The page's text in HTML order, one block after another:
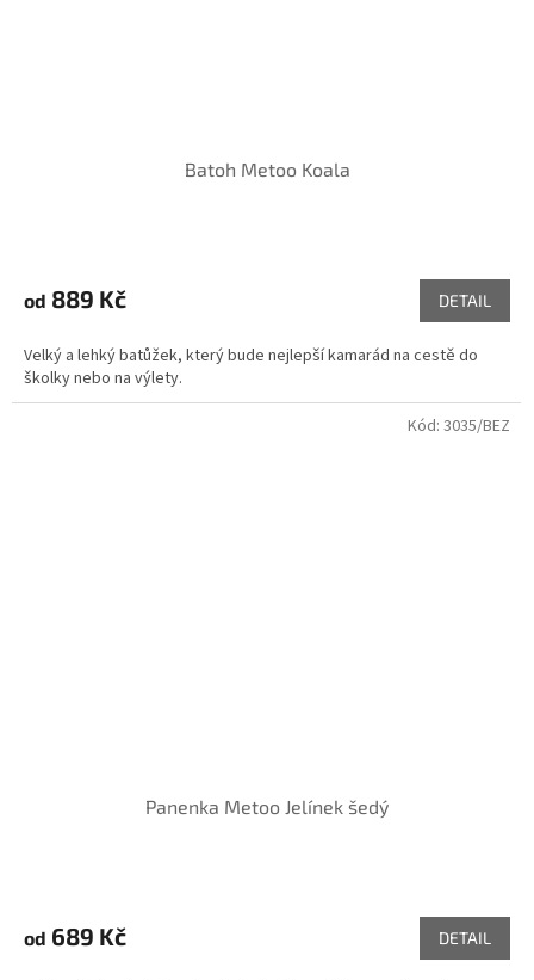
Batoh Metoo Koala
od 889 Kč DETAIL
Velký a lehký batůžek, který bude nejlepší kamarád na cestě do
školky nebo na výlety.
Panenka Metoo Jelínek šedý
produktu
je
od 689 Kč DETAIL
Kód: 3035/BEZ